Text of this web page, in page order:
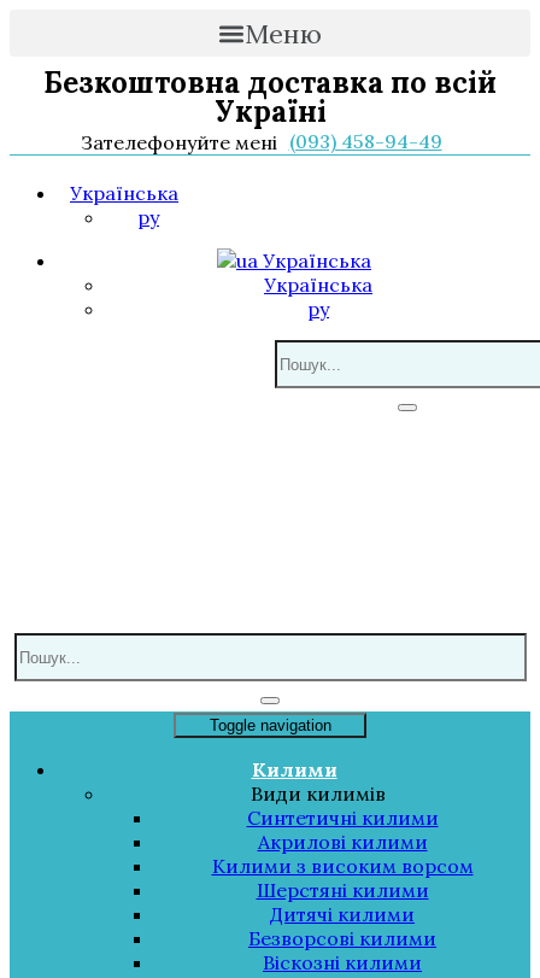
Меню
Безкоштовна доставка по всій
Україні
Зателефонуйте мені (093) 458-94-49
Українська
ру
Українська
Українська
ру
Toggle navigation
Килими
Види килимів
Синтетичні килими
Акрилові килими
Килими з високим ворсом
Шерстяні килими
Дитячі килими
Безворсові килими
Віскозні килими